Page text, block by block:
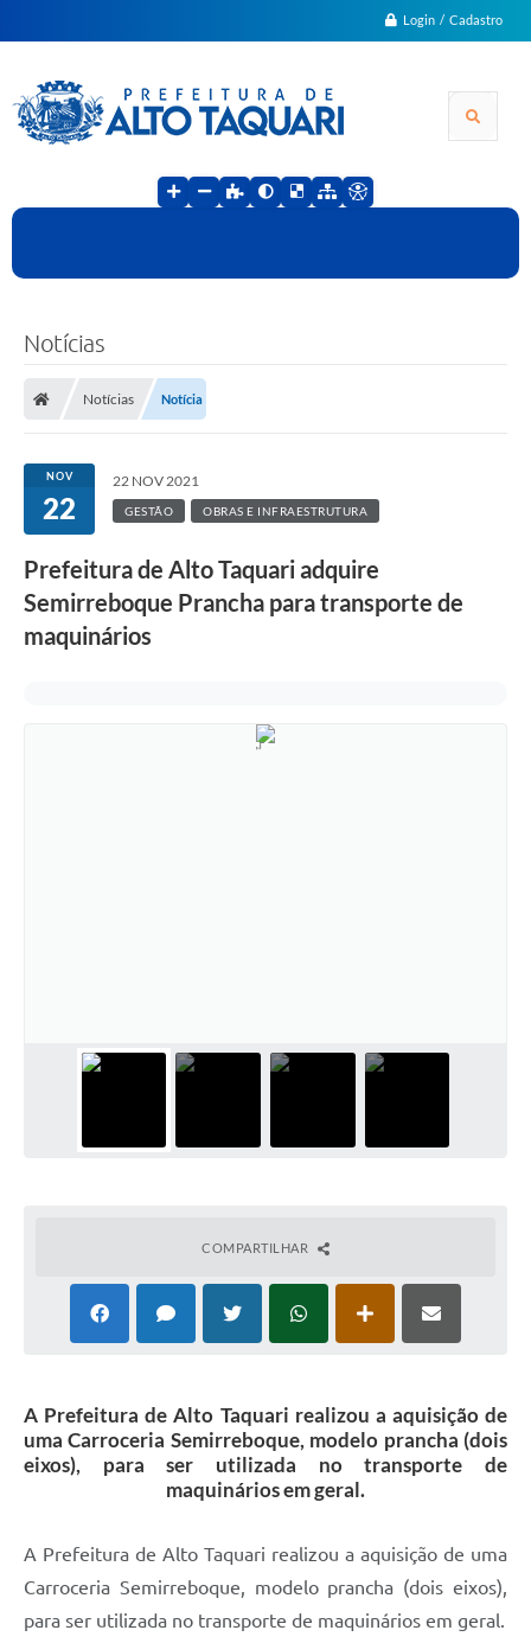
Login / Cadastro
Notícias
Notícias Notícia
NOV
22
22 NOV 2021
GESTÃO OBRAS E INFRAESTRUTURA
Prefeitura de Alto Taquari adquire
Semirreboque Prancha para transporte de
maquinários
COMPARTILHAR
A Prefeitura de Alto Taquari realizou a aquisição de
uma Carroceria Semirreboque, modelo prancha (dois
eixos), para ser utilizada no transporte de
maquinários em geral.
A Prefeitura de Alto Taquari realizou a aquisição de uma
Carroceria Semirreboque, modelo prancha (dois eixos),
para ser utilizada no transporte de maquinários em geral.